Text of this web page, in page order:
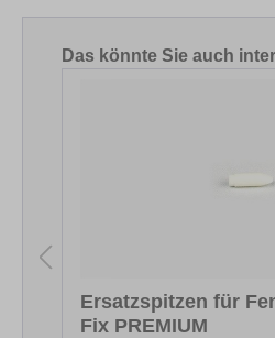
Produktgalerie
Das könnte Sie auch
Ersatzspitzen für
Fix PREMIUM